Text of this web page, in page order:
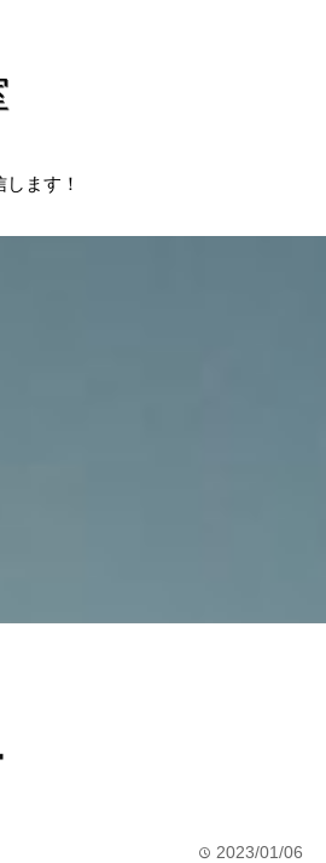
ます！
time 2023/01/06